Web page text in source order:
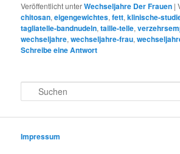
Veröffentlicht unterWechseljahre Der Frauen |
chitosan,eigengewichtes,fett,klinische-
tagliatelle-bandnudeln,taille-telle,
wechseljahre,wechseljahre-frau,
Schreibe eine Antwort
u
e
Impressum